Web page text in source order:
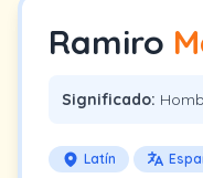
Ramiro
Significado:
Latín